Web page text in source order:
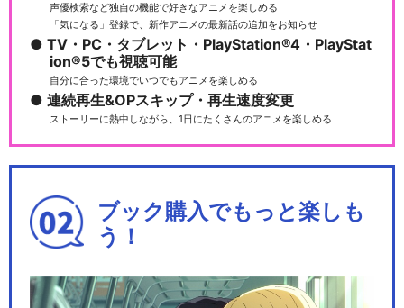
映画おしりたんてい さらば愛
しき相棒（おしり）よ
閉じる
声優検索など独自の機能で好きなアニメを楽しめる
「気になる」登録で、新作アニメの最新話の追加をお知らせ
TV・PC・タブレット・PlayStation®4・PlayStat
ion®5でも視聴可能
自分に合った環境でいつでもアニメを楽しめる
連続再生&OPスキップ・再生速度変更
ストーリーに熱中しながら、1日にたくさんのアニメを楽しめる
ブック購入でもっと楽しも
う！